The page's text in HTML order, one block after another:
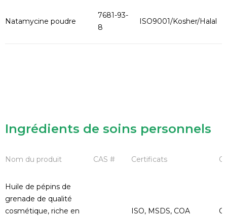
Natamycine poudre
7681-93-
8
ISO9001/Kosher/Halal
Ingrédients de soins personnels
Nom du produit CAS # Certificats
Huile de pépins de
grenade de qualité
cosmétique, riche en
ISO, MSDS, COA